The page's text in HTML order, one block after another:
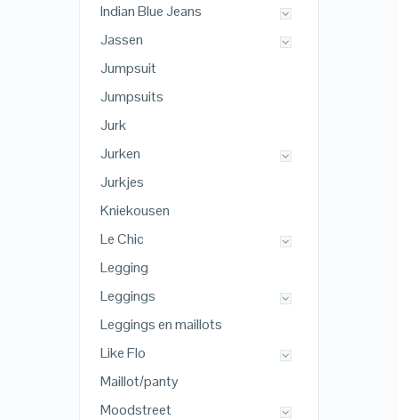
Indian Blue Jeans
Jassen
Jumpsuit
Jumpsuits
Jurk
Jurken
Jurkjes
Kniekousen
Le Chic
Legging
Leggings
Leggings en maillots
Like Flo
Maillot/panty
Moodstreet